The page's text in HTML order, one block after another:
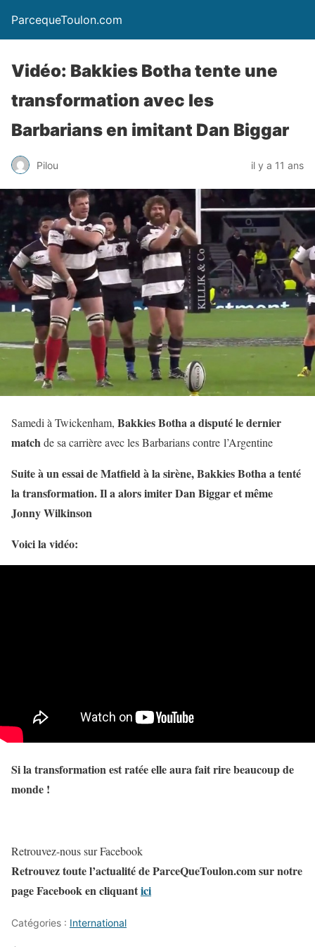
ParcequeToulon.com
Vidéo: Bakkies Botha tente une
transformation avec les
Barbarians en imitant Dan Biggar
Pilou il y a 11 ans
Samedi à Twickenham, Bakkies Botha a disputé le dernier
match de sa carrière avec les Barbarians contre l’Argentine
Suite à un essai de Matfield à la sirène, Bakkies Botha a tenté
la transformation. Il a alors imiter Dan Biggar et même
Jonny Wilkinson
Voici la vidéo:
Si la transformation est ratée elle aura fait rire beaucoup de
monde !
Retrouvez-nous sur Facebook
Retrouvez toute l’actualité de ParceQueToulon.com sur notre
page Facebook en cliquantici
Catégories : International